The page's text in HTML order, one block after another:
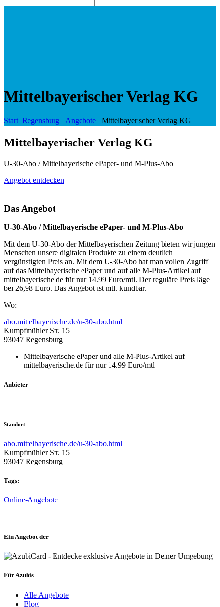
Mittelbayerischer Verlag KG
Start Regensburg Angebote Mittelbayerischer Verlag KG
Mittelbayerischer Verlag KG
U-30-Abo / Mittelbayerische ePaper- und M-Plus-Abo
Angebot entdecken
Das Angebot
U-30-Abo / Mittelbayerische ePaper- und M-Plus-Abo
Mit dem U-30-Abo der Mittelbayerischen Zeitung bieten wir jungen
Menschen unsere digitalen Produkte zu einem deutlich
vergünstigten Preis an. Mit dem U-30-Abo hat man vollen Zugriff
auf das Mittelbayerische ePaper und auf alle M-Plus-Artikel auf
mittelbayerische.de für nur 14.99 Euro/mtl. Der reguläre Preis läge
bei 26,98 Euro. Das Angebot ist mtl. kündbar.
Wo:
abo.mittelbayerische.de/u-30-abo.html
Kumpfmühler Str. 15
93047 Regensburg
Mittelbayerische ePaper und alle M-Plus-Artikel auf
mittelbayerische.de für nur 14.99 Euro/mtl
Anbieter
Standort
abo.mittelbayerische.de/u-30-abo.html
Kumpfmühler Str. 15
93047 Regensburg
Tags:
Online-Angebote
Ein Angebot der
Für Azubis
Alle Angebote
Blog